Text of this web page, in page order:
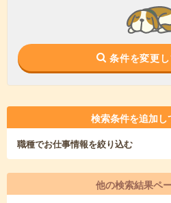
条件を変更
検索条件を追加し
職種でお仕事情報を絞り込む
他の検索結果ペ